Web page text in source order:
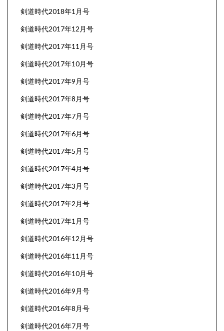
剣道時代2018年1月号
剣道時代2017年12月号
剣道時代2017年11月号
剣道時代2017年10月号
剣道時代2017年9月号
剣道時代2017年8月号
剣道時代2017年7月号
剣道時代2017年6月号
剣道時代2017年5月号
剣道時代2017年4月号
剣道時代2017年3月号
剣道時代2017年2月号
剣道時代2017年1月号
剣道時代2016年12月号
剣道時代2016年11月号
剣道時代2016年10月号
剣道時代2016年9月号
剣道時代2016年8月号
剣道時代2016年7月号